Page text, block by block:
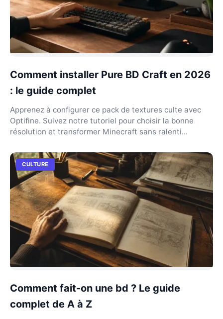
Comment installer Pure BD Craft en 2026
: le guide complet
Apprenez à configurer ce pack de textures culte avec
Optifine. Suivez notre tutoriel pour choisir la bonne
résolution et transformer Minecraft sans ralenti...
CULTURE
Comment fait-on une bd ? Le guide
complet de A à Z